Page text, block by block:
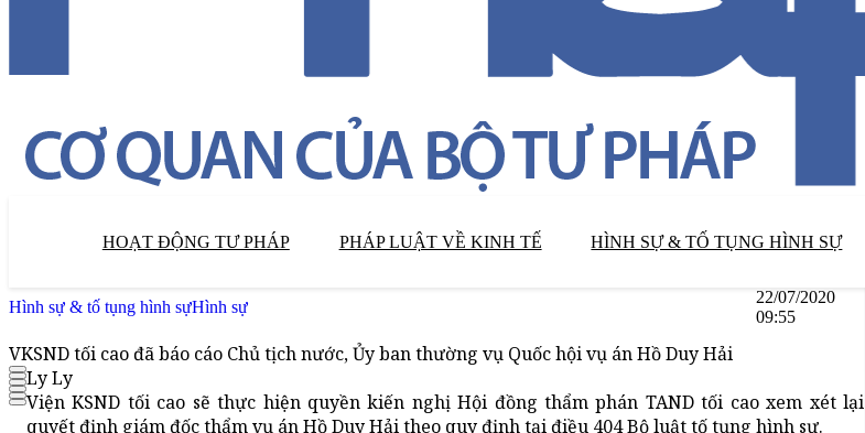
HOẠT ĐỘNG TƯ PHÁP PHÁP LUẬT VỀ KINH TẾ HÌNH SỰ & TỐ TỤNG HÌNH SỰ
Hình sự & tố tụng hình sựHình sự
22/07/2020
09:55
VKSND tối cao đã báo cáo Chủ tịch nước, Ủy ban thường vụ Quốc hội vụ án Hồ Duy Hải
Ly Ly
Viện KSND tối cao sẽ thực hiện quyền kiến nghị Hội đồng thẩm phán TAND tối cao xem xét lại
quyết định giám đốc thẩm vụ án Hồ Duy Hải theo quy định tại điều 404 Bộ luật tố tụng hình sự.